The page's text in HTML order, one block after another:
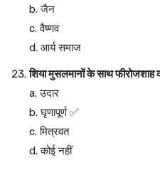
b. जैन
c. वैष्णव
d. आर्य समाज
शिया मुसलमानों के साथ फीरोजशाह
a. उदार
b. घृणापूर्ण ✅
c. मित्रवत
d. कोई नहीं